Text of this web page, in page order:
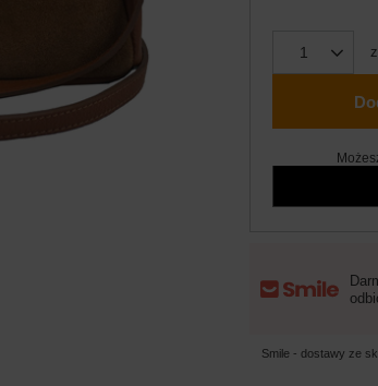
z
Smile - dostawy ze